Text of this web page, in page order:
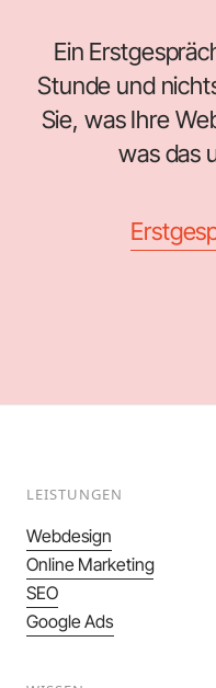
Ein
Stunde und
Sie, was Ihre
was das
LEISTUNGEN
Webdesign
Online Marketing
SEO
Google Ads